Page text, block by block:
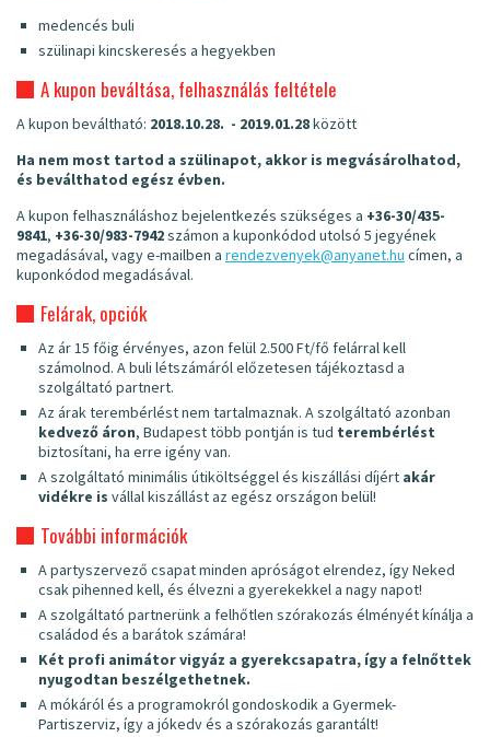
medencés buli
szülinapi kincskeresés a hegyekben
A kupon beváltása, felhasználás feltétele
A kupon beváltható: 2018.10.28. - 2019.01.28között
Ha nem most tartod a szülinapot, akkor is megvásárolhatod,
és beválthatod egész évben.
A kupon felhasználáshoz bejelentkezés szükséges a +36-30/435-
9841, +36-30/983-7942számon a kuponkódod utolsó 5 jegyének
megadásával, vagy e-mailben a rendezvenyek@anyanet.hu címen, a
kuponkódod megadásával.
Felárak, opciók
Az ár 15 főig érvényes, azon felül 2.500 Ft/fő felárral kell
számolnod. A buli létszámáról előzetesen tájékoztasd a
szolgáltató partnert.
Az árak terembérlést nem tartalmaznak. A szolgáltató azonban
kedvező áron, Budapest több pontján is tud terembérlést
biztosítani, ha erre igény van.
A szolgáltató minimális útiköltséggel és kiszállási díjért akár
vidékre is vállal kiszállást az egész országon belül!
További információk
A partyszervező csapat minden apróságot elrendez, így Neked
csak pihenned kell, és élvezni a gyerekekkel a nagy napot!
A szolgáltató partnerünk a felhőtlen szórakozás élményét kínálja a
családod és a barátok számára!
Két profi animátor vigyáz a gyerekcsapatra, így a felnőttek
nyugodtan beszélgethetnek.
A mókáról és a programokról gondoskodik a Gyermek-
Partiszerviz, így a jókedv és a szórakozás garantált!